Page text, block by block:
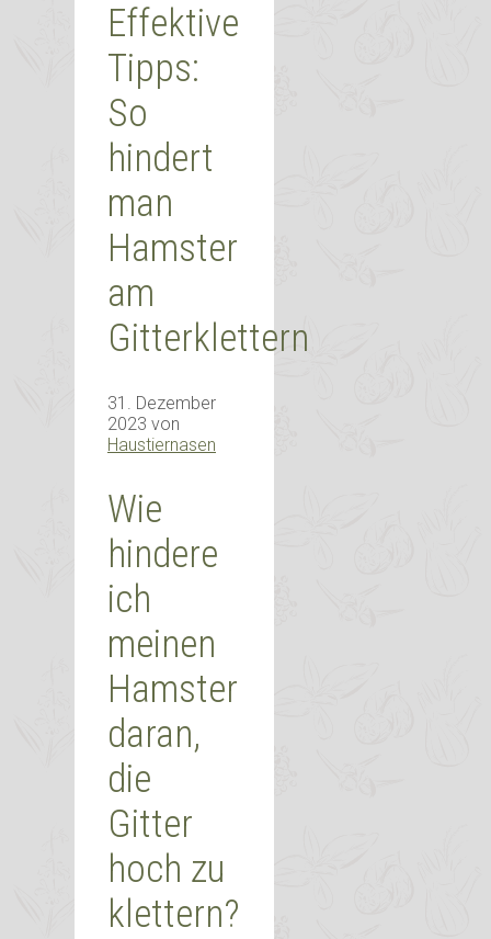
Effektive
Tipps:
So
hindert
man
Hamster
am
Gitterklettern
31. Dezember
2023 von
Haustiernasen
Wie
hindere
ich
meinen
Hamster
daran,
die
Gitter
hoch zu
klettern?